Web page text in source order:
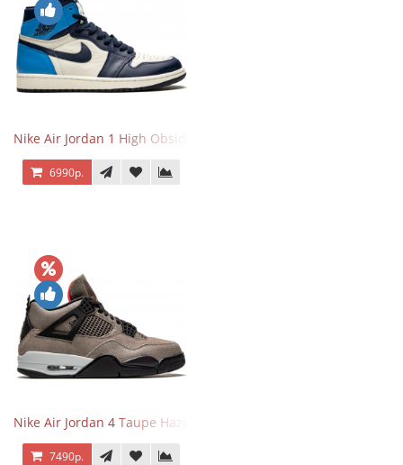
Nike Air Jordan 1 High Obsidian University Blue
6990р.
Nike Air Jordan 4 Taupe Haze
7490р.